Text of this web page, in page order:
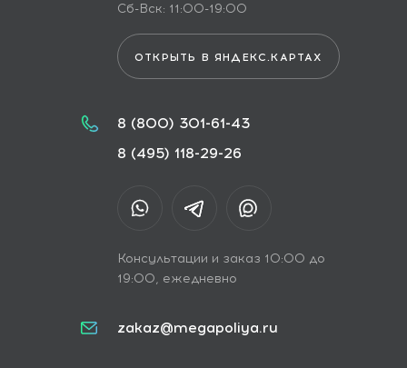
Сб-Вск: 11:00-19:00
ОТКРЫТЬ В ЯНДЕКС.КАРТАХ
8 (800) 301-61-43
8 (495) 118-29-26
Консультации и заказ 10:00 до
19:00, ежедневно
zakaz@megapoliya.ru